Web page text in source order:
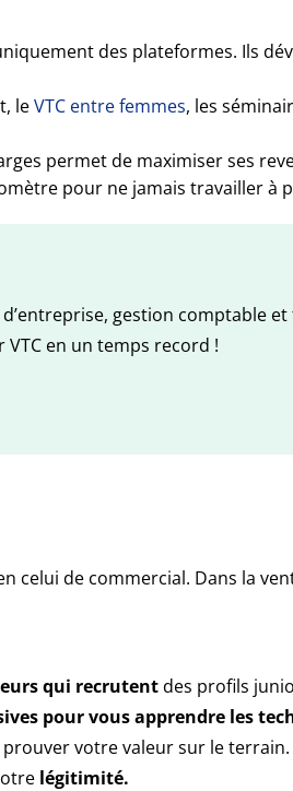
des plateformes. Ils
leVTC entre femmes, les
permet de maximiser ses
pour ne jamais travailler à
gestion comptable et
en un temps record !
celui de commercial. Dans la
qui recrutentdes profils
pour vous apprendre les
votre valeur sur le
légitimité.